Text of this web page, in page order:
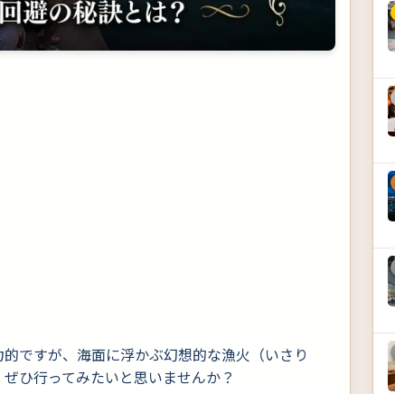
ですが、海面に浮かぶ幻想的な漁火（いさり
ひ行ってみたいと思いませんか？